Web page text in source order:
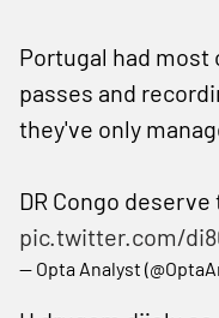
Portugal had most
passes and
they've only
DR Congo
pic.twitter.com/
— Opta Analyst